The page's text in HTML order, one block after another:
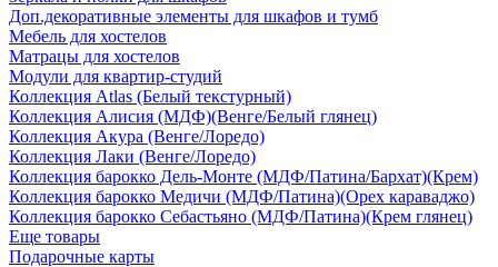
Доп.декоративные элементы для шкафов и тумб
Мебель для хостелов
Матрацы для хостелов
Модули для квартир-студий
Коллекция Atlas (Белый текстурный)
Коллекция Алисия (МДФ)(Венге/Белый глянец)
Коллекция Акура (Венге/Лоредо)
Коллекция Лаки (Венге/Лоредо)
Коллекция барокко Дель-Монте (МДФ/Патина/Бархат)(Крем)
Коллекция барокко Медичи (МДФ/Патина)(Орех караваджо)
Коллекция барокко Себастьяно (МДФ/Патина)(Крем глянец)
Еще товары
Подарочные карты